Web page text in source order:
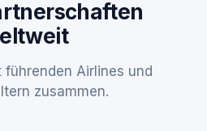
Airlines und
zusammen.